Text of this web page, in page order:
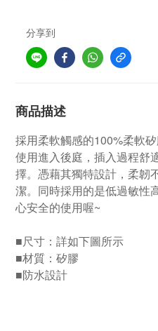
分享到
商品描述
採用柔軟觸感的100%柔軟
使用進入後庭，插入過程舒
擇。憑藉其獨特設計，柔韌
潔。同時採用的是低過敏性
心安全的使用喔~
■尺寸：詳如下圖所示
■材質：矽膠
■防水設計